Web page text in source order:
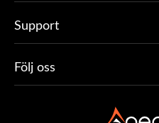
Support
Följ oss